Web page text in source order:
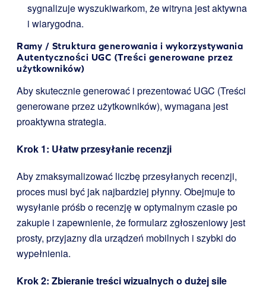
sygnalizuje wyszukiwarkom, że witryna jest aktywna
i wiarygodna.
Ramy / Struktura generowania i wykorzystywania
Autentyczności UGC (Treści generowane przez
użytkowników)
Aby skutecznie generować i prezentować UGC (Treści
generowane przez użytkowników), wymagana jest
proaktywna strategia.
Krok 1: Ułatw przesyłanie recenzji
Aby zmaksymalizować liczbę przesyłanych recenzji,
proces musi być jak najbardziej płynny. Obejmuje to
wysyłanie próśb o recenzję w optymalnym czasie po
zakupie i zapewnienie, że formularz zgłoszeniowy jest
prosty, przyjazny dla urządzeń mobilnych i szybki do
wypełnienia.
Krok 2: Zbieranie treści wizualnych o dużej sile